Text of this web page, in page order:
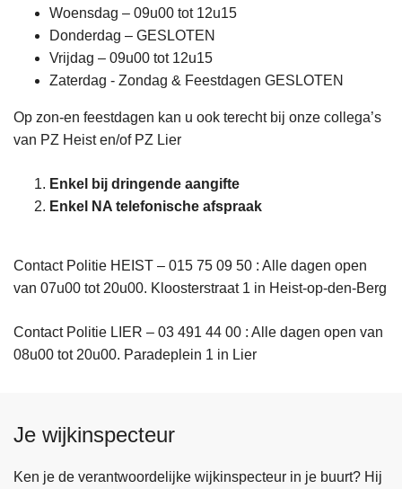
Woensdag – 09u00 tot 12u15
Donderdag – GESLOTEN
Vrijdag – 09u00 tot 12u15
Zaterdag - Zondag & Feestdagen GESLOTEN
Op zon-en feestdagen kan u ook terecht bij onze collega’s
van PZ Heist en/of PZ Lier
Enkel bij dringende aangifte
Enkel NA telefonische afspraak
Contact Politie HEIST – 015 75 09 50 : Alle dagen open
van 07u00 tot 20u00. Kloosterstraat 1 in Heist-op-den-Berg
Contact Politie LIER – 03 491 44 00 : Alle dagen open van
08u00 tot 20u00. Paradeplein 1 in Lier
Je wijkinspecteur
Ken je de verantwoordelijke wijkinspecteur in je buurt? Hij